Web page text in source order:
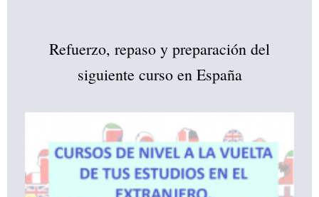
Refuerzo, repaso y preparación del
siguiente curso en España